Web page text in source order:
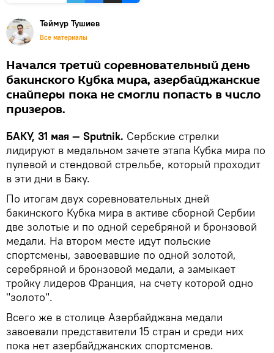
Теймур Тушиев
Все материалы
Начался третий соревновательный день
бакинского Кубка мира, азербайджанские
снайперы пока не смогли попасть в число
призеров.
БАКУ, 31 мая — Sputnik. Сербские стрелки
лидируют в медальном зачете этапа Кубка мира по
пулевой и стендовой стрельбе, который проходит
в эти дни в Баку.
По итогам двух соревновательных дней
бакинского Кубка мира в активе сборной Сербии
две золотые и по одной серебряной и бронзовой
медали. На втором месте идут польские
спортсмены, завоевавшие по одной золотой,
серебряной и бронзовой медали, а замыкает
тройку лидеров Франция, на счету которой одно
"золото".
Всего же в столице Азербайджана медали
завоевали представители 15 стран и среди них
пока нет азербайджанских спортсменов.